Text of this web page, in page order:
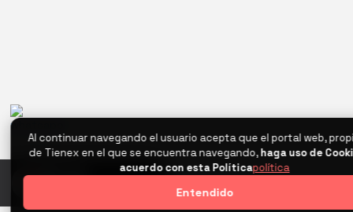
Al continuar navegando el usuario acepta que el portal web,
de Tienex en el que se encuentra navegando,haga uso de
acuerdo con esta Políticapolítica
Entendido